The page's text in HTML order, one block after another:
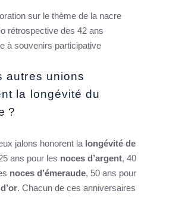
sur le thème de la nacre
rétrospective des 42 ans
à souvenirs participative
autres unions
la longévité du
?
jalons honorent la longévité de
ans pour les noces d’argent, 40
noces d’émeraude, 50 ans pour
. Chacun de ces anniversaires